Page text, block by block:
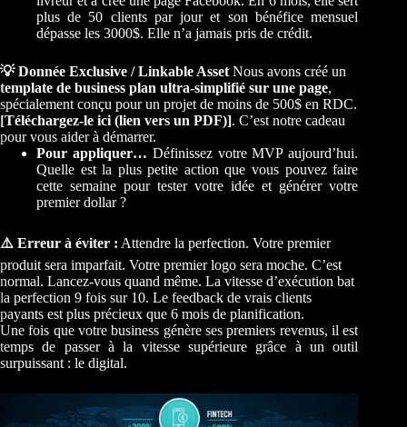
plus de 50 clients par jour et son bénéfice mensuel
dépasse les 3000$. Elle n’a jamais pris de crédit.
💡 Donnée Exclusive / Linkable Asset Nous avons créé un
template de business plan ultra-simplifié sur une page,
spécialement conçu pour un projet de moins de 500$ en RDC.
[Téléchargez-le ici (lien vers un PDF)]. C’est notre cadeau
pour vous aider à démarrer.
Pour appliquer… Définissez votre MVP aujourd’hui.
Quelle est la plus petite action que vous pouvez faire
cette semaine pour tester votre idée et générer votre
premier dollar ?
⚠️ Erreur à éviter : Attendre la perfection. Votre premier
produit sera imparfait. Votre premier logo sera moche. C’est
normal. Lancez-vous quand même. La vitesse d’exécution bat
la perfection 9 fois sur 10. Le feedback de vrais clients
payants est plus précieux que 6 mois de planification.
Une fois que votre business génère ses premiers revenus, il est
temps de passer à la vitesse supérieure grâce à un outil
surpuissant : le digital.